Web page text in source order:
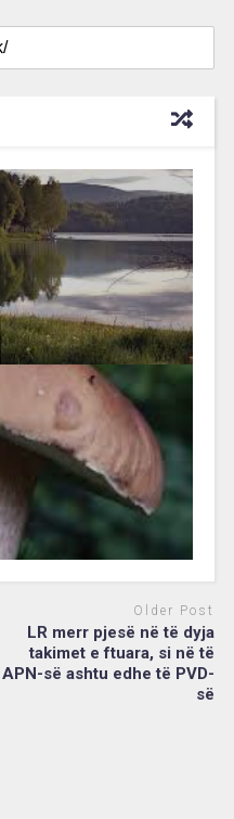
Older Post
LR merr pjesë në të dyja
takimet e ftuara, si në të
APN-së ashtu edhe të PVD-
së